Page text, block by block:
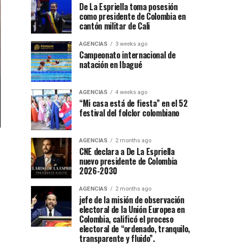
De La Espriella toma posesión
como presidente de Colombia en
cantón militar de Cali
AGENCIAS 3 weeks ago
Campeonato internacional de
natación en Ibagué
AGENCIAS 4 weeks ago
“Mi casa está de fiesta” en el 52
festival del folclor colombiano
AGENCIAS 2 months ago
CNE declara a De La Espriella
nuevo presidente de Colombia
2026-2030
AGENCIAS 2 months ago
jefe de la misión de observación
electoral de la Unión Europea en
Colombia, calificó el proceso
electoral de “ordenado, tranquilo,
transparente y fluido”.